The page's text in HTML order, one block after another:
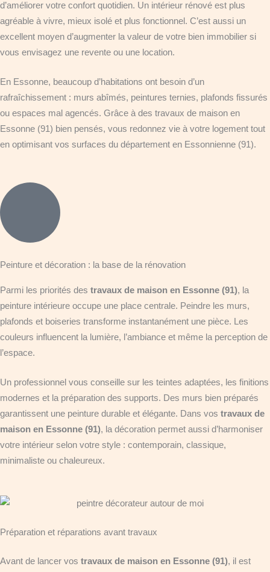
d’améliorer votre confort quotidien. Un intérieur rénové est plus
agréable à vivre, mieux isolé et plus fonctionnel. C’est aussi un
excellent moyen d’augmenter la valeur de votre bien immobilier si
vous envisagez une revente ou une location.
En Essonne, beaucoup d’habitations ont besoin d’un
rafraîchissement : murs abîmés, peintures ternies, plafonds fissurés
ou espaces mal agencés. Grâce à des travaux de maison en
Essonne (91) bien pensés, vous redonnez vie à votre logement tout
en optimisant vos surfaces du département en Essonnienne (91).
Peinture et décoration : la base de la rénovation
Parmi les priorités des travaux de maison en Essonne (91), la
peinture intérieure occupe une place centrale. Peindre les murs,
plafonds et boiseries transforme instantanément une pièce. Les
couleurs influencent la lumière, l’ambiance et même la perception de
l’espace.
Un professionnel vous conseille sur les teintes adaptées, les finitions
modernes et la préparation des supports. Des murs bien préparés
garantissent une peinture durable et élégante. Dans vos travaux de
maison en Essonne (91), la décoration permet aussi d’harmoniser
votre intérieur selon votre style : contemporain, classique,
minimaliste ou chaleureux.
Préparation et réparations avant travaux
Avant de lancer vos travaux de maison en Essonne (91), il est